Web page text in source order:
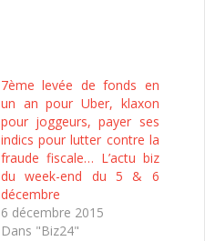
7ème levée de fonds en
un an pour Uber, klaxon
pour joggeurs, payer ses
indics pour lutter contre la
fraude fiscale… L’actu biz
du week-end du 5 & 6
décembre
6 décembre 2015
Dans "Biz24"